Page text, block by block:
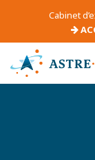
Cabinet